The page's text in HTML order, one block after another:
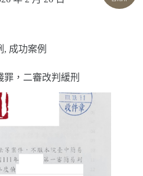
, 成功案例
罪，二審改判緩刑